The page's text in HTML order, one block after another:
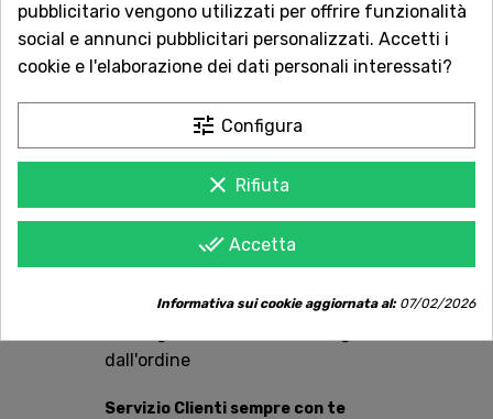
Dal 1957 a Catania. Clicca e leggi le oltre
1.000 recensioni dei nostri clienti.
Spedizioni rapide
dall'ordine
Servizio Clienti sempre con te
pubblicitario vengono utilizzati per offrire funzionalità
social e annunci pubblicitari personalizzati. Accetti i
cookie e l'elaborazione dei dati personali interessati?
tune Configura
clear Rifiuta
done_all Accetta
Informativa sui cookie aggiornata al:07/02/2026